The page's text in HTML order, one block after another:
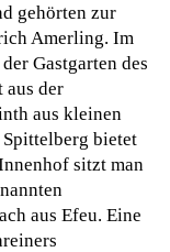
gehörten zur
Amerling. Im
Gastgarten des
aus der
aus kleinen
bietet
sitzt man
aus Efeu. Eine